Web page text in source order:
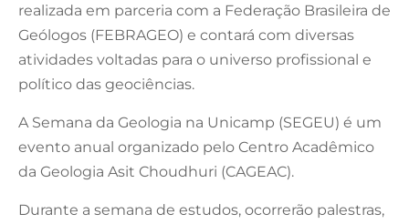
realizada em parceria com a Federação Brasileira de
Geólogos (FEBRAGEO) e contará com diversas
atividades voltadas para o universo profissional e
político das geociências.
A Semana da Geologia na Unicamp (SEGEU) é um
evento anual organizado pelo Centro Acadêmico
da Geologia Asit Choudhuri (CAGEAC).
Durante a semana de estudos, ocorrerão palestras,